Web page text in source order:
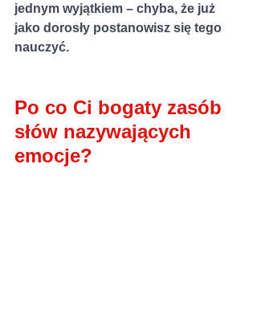
jednym wyjątkiem – chyba, że już
jako dorosły postanowisz się tego
nauczyć.
Po co Ci bogaty zasób
słów nazywających
emocje?